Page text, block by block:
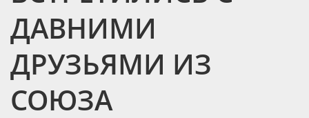
ДАВНИМИ
ДРУЗЬЯМИ ИЗ
СОЮЗА